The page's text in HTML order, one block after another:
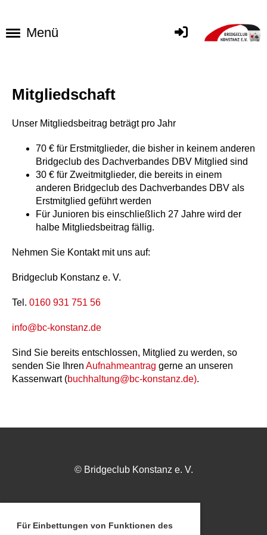
Für Einbettungen von Funktionen des
Menü
Mitgliedschaft
Unser Mitgliedsbeitrag beträgt pro Jahr
70 € für Erstmitglieder, die bisher in keinem anderen
Bridgeclub des Dachverbandes DBV Mitglied sind
30 € für Zweitmitglieder, die bereits in einem
anderen Bridgeclub des Dachverbandes DBV als
Erstmitglied geführt werden
Für Junioren bis einschließlich 27 Jahre wird der
halbe Mitgliedsbeitrag fällig.
Nehmen Sie Kontakt mit uns auf:
Bridgeclub Konstanz e. V.
Tel. 0160 931 751 56
info@bc-konstanz.de
Sind Sie bereits entschlossen, Mitglied zu werden, so
senden Sie Ihren Aufnahmeantrag gerne an unseren
Kassenwart (buchhaltung@bc-konstanz.de).
© Bridgeclub Konstanz e. V.